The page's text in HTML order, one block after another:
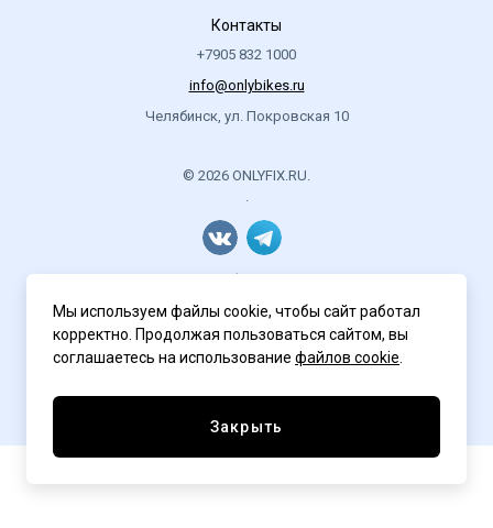
Контакты
+7905 832 1000
info@onlybikes.ru
Челябинск, ул. Покровская 10
© 2026 ONLYFIX.RU.
.
Политика конфиденциальности
Мы используем файлы cookie, чтобы сайт работал
корректно. Продолжая пользоваться сайтом, вы
соглашаетесь на использование файлов cookie
Закрыть